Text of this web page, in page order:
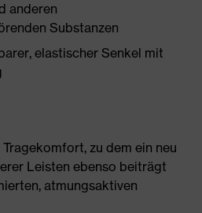
anderen
Substanzen
elastischer Senkel mit
zu dem ein neu
Leisten ebenso beiträgt
atmungsaktiven